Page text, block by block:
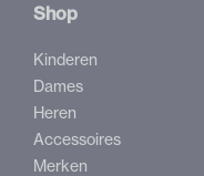
Shop
Kinderen
Dames
Heren
Accessoires
Merken